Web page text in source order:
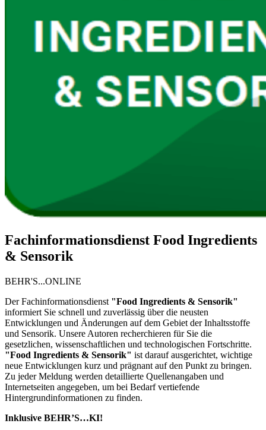
Fachinformationsdienst Food Ingredients
& Sensorik
BEHR'S...ONLINE
Der Fachinformationsdienst "Food Ingredients & Sensorik"
informiert Sie schnell und zuverlässig über die neusten
Entwicklungen und Änderungen auf dem Gebiet der Inhaltsstoffe
und Sensorik. Unsere Autoren recherchieren für Sie die
gesetzlichen, wissenschaftlichen und technologischen Fortschritte.
"Food Ingredients & Sensorik" ist darauf ausgerichtet, wichtige
neue Entwicklungen kurz und prägnant auf den Punkt zu bringen.
Zu jeder Meldung werden detaillierte Quellenangaben und
Internetseiten angegeben, um bei Bedarf vertiefende
Hintergrundinformationen zu finden.
Inklusive BEHR’S…KI!